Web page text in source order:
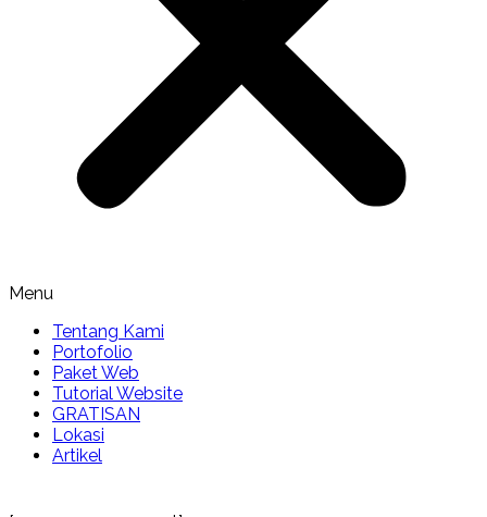
Menu
Tentang Kami
Portofolio
Paket Web
Tutorial Website
GRATISAN
Lokasi
Artikel